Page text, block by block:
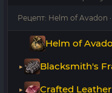
Рецепт: Helm of Avadon ·
Helm of
Blacksmith's
Crafted Leather